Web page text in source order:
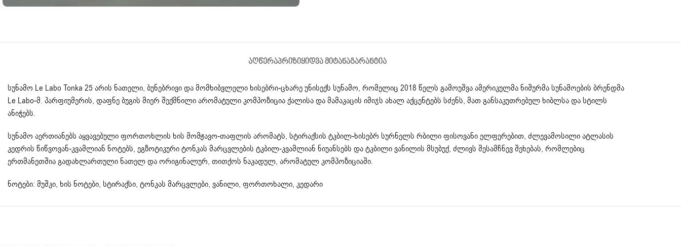
ᲐᲦᲬᲔᲠᲐᲞᲠᲘᲖᲘᲧᲘᲓᲕᲐ ᲛᲘᲢᲐᲜᲐᲒᲐᲠᲐᲜᲢᲘᲐ
სუნამო Le Labo Tonka 25 არის ნათელი, ბუნებრივი და მომხიბვლელი ხისებრი-ცხარე უნისექს სუნამო, რომელიც 2018 წელს გამოუშვა ამერიკულმა ნიშურმა სუნამოების ბრენდმა
Le Labo-მ. პარფიუმერის, დაფნე ბუგის მიერ შექმნილი არომატული კომპოზიცია ქალისა და მამაკაცის იმიჯს ახალ აქცენტებს სძენს, მათ განსაკუთრებულ ხიბლსა და სტილს
ანიჭებს.
სუნამო აერთიანებს აყვავებული ფორთოხლის ხის მომჟავო-თაფლის არომატს, სტირაქსის ტკბილ-ხისებრ სურნელს რბილი ფისოვანი ელფერებით, ძლევამოსილი ატლასის
კედრის წიწვოვან-კვამლიან ნოტებს, ეგზოტიკური ტონკას მარცვლების ტკბილ-კვამლიან ნიუანსებს და ტკბილი ვანილის მსუბუქ, ძლივს შესამჩნევ შეხებას, რომლებიც
ერთმანეთშია გადახლართული ნათელ და ორიგინალურ, თითქოს ნაკადულ, არომატულ კომპოზიციაში.
ნოტები: მუშკი, ხის ნოტები, სტირაქსი, ტონკას მარცვლები, ვანილი, ფორთოხალი, კედარი